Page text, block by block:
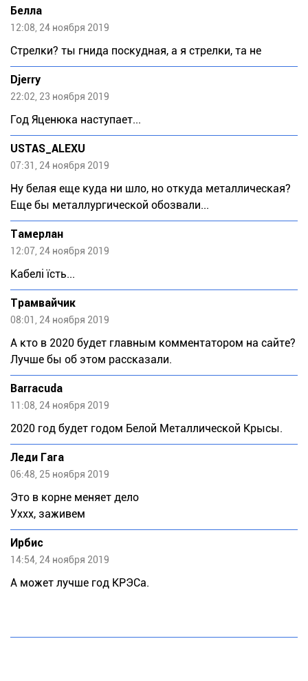
Белла
12:08, 24 ноября 2019
Стрелки? ты гнида поскудная, а я стрелки, та не
Djerry
22:02, 23 ноября 2019
Год Яценюка наступает...
USTAS_ALEXU
07:31, 24 ноября 2019
Ну белая еще куда ни шло, но откуда металлическая?
Еще бы металлургической обозвали...
Тaмeрлан
12:07, 24 ноября 2019
Кабелі їсть...
Трамвайчик
08:01, 24 ноября 2019
А кто в 2020 будет главным комментатором на сайте?
Лучше бы об этом рассказали.
Barracuda
11:08, 24 ноября 2019
2020 год будет годом Белой Металлической Крысы.
Леди Гага
06:48, 25 ноября 2019
Это в корне меняет дело
Уххх, заживем
Ирбис
14:54, 24 ноября 2019
А может лучше год КРЭСа.